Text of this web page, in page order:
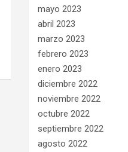
mayo 2023
abril 2023
marzo 2023
febrero 2023
enero 2023
diciembre 2022
noviembre 2022
octubre 2022
septiembre 2022
agosto 2022